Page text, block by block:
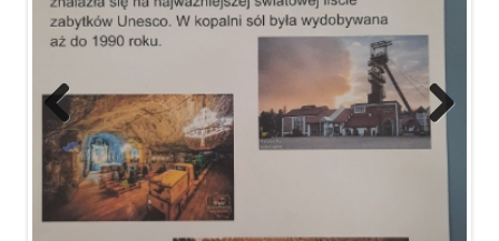
Previ
ous
Next